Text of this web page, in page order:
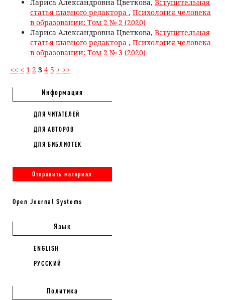
Лариса Александровна Цветкова, Вступительная
статья главного редактора , Психология человека
в образовании: Том 2 № 2 (2020)
Лариса Александровна Цветкова, Вступительная
статья главного редактора , Психология человека
в образовании: Том 2 № 3 (2020)
<< < 1 2 3 4 5 > >>
Информация
ДЛЯ ЧИТАТЕЛЕЙ
ДЛЯ АВТОРОВ
ДЛЯ БИБЛИОТЕК
Отправить материал
Open Journal Systems
Язык
ENGLISH
РУССКИЙ
Политика